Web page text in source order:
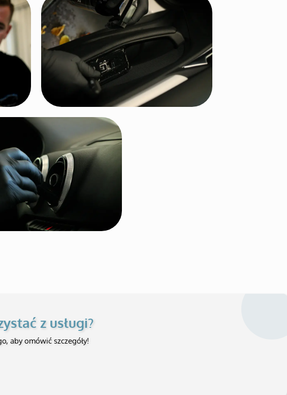
z usługi?
aby omówić szczegóły!